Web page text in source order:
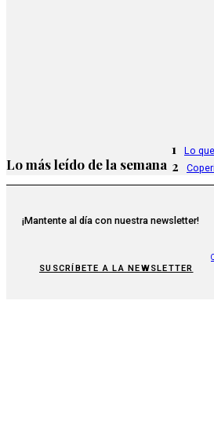
Lo más leído de la semana
1 Lo
2
¡Mantente al día con nuestra newsletter!
SUSCRÍBETE A LA NEWSLETTER